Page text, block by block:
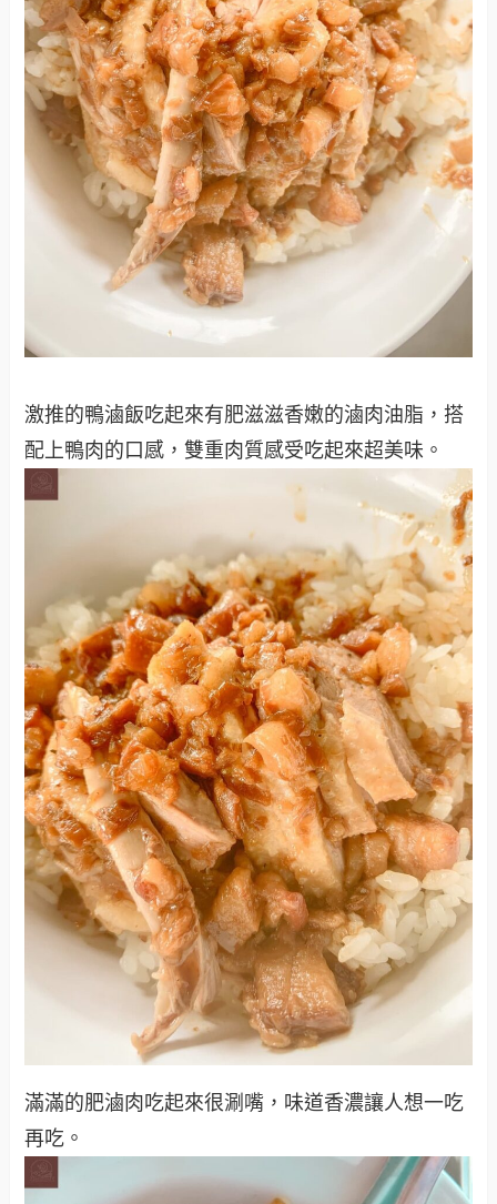
激推的鴨滷飯吃起來有肥滋滋香嫩的滷肉油脂，搭
配上鴨肉的口感，雙重肉質感受吃起來超美味。
滿滿的肥滷肉吃起來很涮嘴，味道香濃讓人想一吃
再吃。